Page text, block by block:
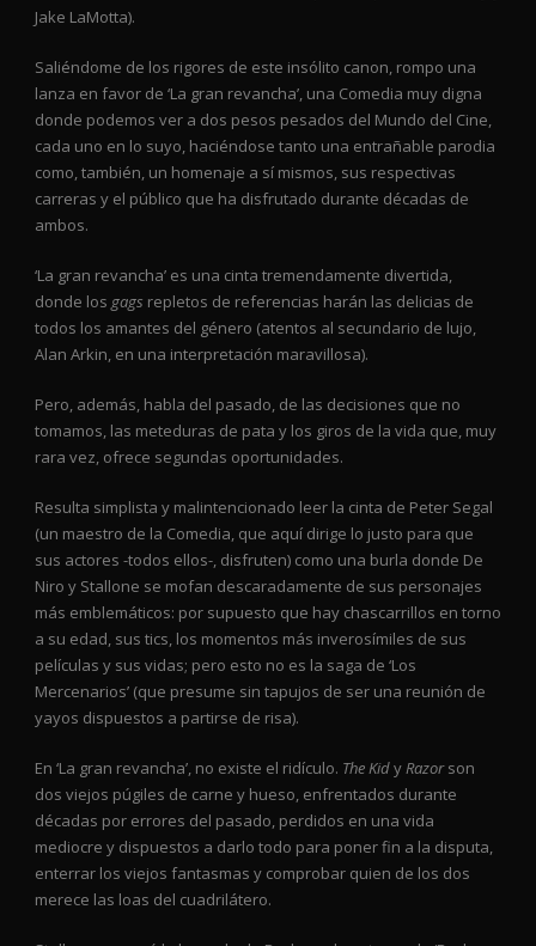
Jake LaMotta).
Saliéndome de los rigores de este insólito canon, rompo una
lanza en favor de ‘La gran revancha’, una Comedia muy digna
donde podemos ver a dos pesos pesados del Mundo del Cine,
cada uno en lo suyo, haciéndose tanto una entrañable parodia
como, también, un homenaje a sí mismos, sus respectivas
carreras y el público que ha disfrutado durante décadas de
ambos.
‘La gran revancha’ es una cinta tremendamente divertida,
donde los gags repletos de referencias harán las delicias de
todos los amantes del género (atentos al secundario de lujo,
Alan Arkin, en una interpretación maravillosa).
Pero, además, habla del pasado, de las decisiones que no
tomamos, las meteduras de pata y los giros de la vida que, muy
rara vez, ofrece segundas oportunidades.
Resulta simplista y malintencionado leer la cinta de Peter Segal
(un maestro de la Comedia, que aquí dirige lo justo para que
sus actores -todos ellos-, disfruten) como una burla donde De
Niro y Stallone se mofan descaradamente de sus personajes
más emblemáticos: por supuesto que hay chascarrillos en torno
a su edad, sus tics, los momentos más inverosímiles de sus
películas y sus vidas; pero esto no es la saga de ‘Los
Mercenarios’ (que presume sin tapujos de ser una reunión de
yayos dispuestos a partirse de risa).
En ‘La gran revancha’, no existe el ridículo. The KidyRazorson
dos viejos púgiles de carne y hueso, enfrentados durante
décadas por errores del pasado, perdidos en una vida
mediocre y dispuestos a darlo todo para poner fin a la disputa,
enterrar los viejos fantasmas y comprobar quien de los dos
merece las loas del cuadrilátero.